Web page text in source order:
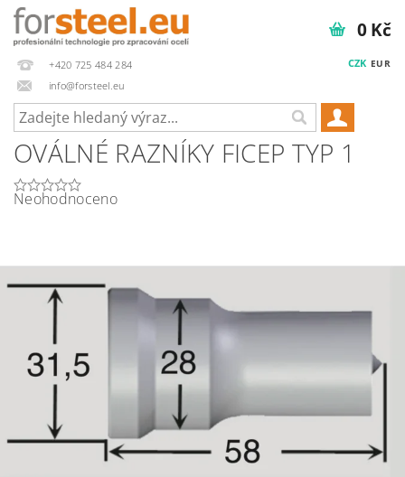
+420 725 484 284
info@forsteel.eu
CZK EUR
0 Kč
OVÁLNÉ RAZNÍKY FICEP TYP 1
Neohodnoceno